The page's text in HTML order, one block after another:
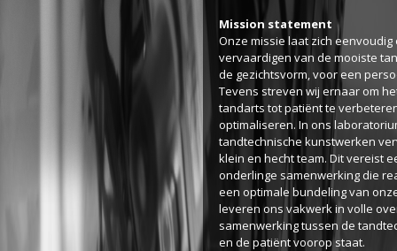
Mission statement
Onze missie laat zich eenvoudig
vervaardigen van de mooiste
de gezichtsvorm, voor een
Tevens streven wij ernaar om
tandarts tot patiënt te
optimaliseren. In ons
tandtechnische kunstwerken
klein en hecht team. Dit vereist
onderlinge samenwerking die
een optimale bundeling van
leveren ons vakwerk in volle
samenwerking tussen de
en de patiënt voorop staat.